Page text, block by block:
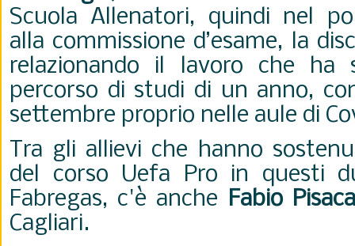
Scuola Allenatori, quindi nel
alla commissione d’esame, la
relazionando il lavoro che ha
percorso di studi di un anno,
settembre proprio nelle aule di
Tra gli allievi che hanno
del corso Uefa Pro in questi
Fabregas, c'è anche Fabio
Cagliari.